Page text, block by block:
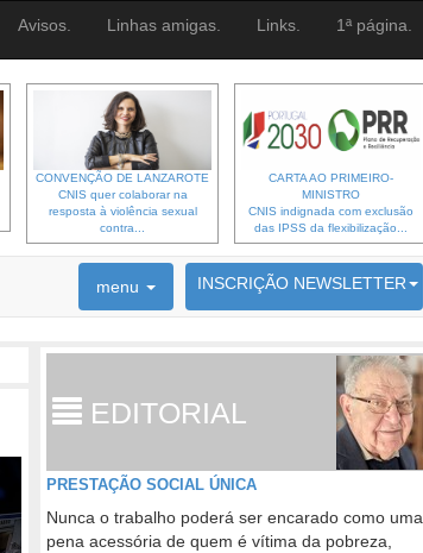
Avisos. Linhas amigas. Links. 1ª página.
CONVENÇÃO DE LANZAROTE
CNIS quer colaborar na
resposta à violência sexual
contra...
CARTA AO PRIMEIRO-
MINISTRO
CNIS indignada com exclusão
das IPSS da flexibilização...
menu INSCRIÇÃO NEWSLETTER
6692 membros inscritos
EDITORIAL
PRESTAÇÃO SOCIAL ÚNICA
Nunca o trabalho poderá ser encarado como uma
pena acessória de quem é vítima da pobreza,